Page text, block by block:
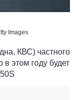
Images
КВС) частного
этом году будет